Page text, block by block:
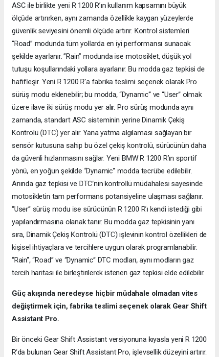
ASC ile birlikte yeni R 1200 R’ın kullanım kapsamını büyük
ölçüde artırırken, aynı zamanda özellikle kaygan yüzeylerde
güvenlik seviyesini önemli ölçüde artırır. Kontrol sistemleri
“Road” modunda tüm yollarda en iyi performansı sunacak
şekilde ayarlanır. ”Rain” modunda ise motosiklet, düşük yol
tutuşu koşullarındaki yollara ayarlanır. Bu modda gaz tepkisi de
hafifleşir. Yeni R 1200 R’a fabrika teslimi seçenek olarak Pro
sürüş modu eklenebilir; bu modda, “Dynamic” ve “User” olmak
üzere ilave iki sürüş modu yer alır. Pro sürüş modunda aynı
zamanda, standart ASC sisteminin yerine Dinamik Çekiş
Kontrolü (DTC) yer alır. Yana yatma algılaması sağlayan bir
sensör kutusuna sahip bu özel çekiş kontrolü, sürücünün daha
da güvenli hızlanmasını sağlar. Yeni BMW R 1200 R’ın sportif
yönü, en yoğun şekilde “Dynamic” modda tecrübe edilebilir.
Anında gaz tepkisi ve DTC’nin kontrollü müdahalesi sayesinde
motosikletin tam performans potansiyeline ulaşması sağlanır.
“User” sürüş modu ise sürücünün R 1200 R’ı kendi istediği gibi
yapılandırmasına olanak tanır. Bu modda gaz tepkisinin yanı
sıra, Dinamik Çekiş Kontrolü (DTC) işlevinin kontrol özellikleri de
kişisel ihtiyaçlara ve tercihlere uygun olarak programlanabilir.
“Rain”, “Road” ve “Dynamic” DTC modları, aynı modların gaz
tercih haritası ile birleştirilerek istenen gaz tepkisi elde edilebilir.
Güç akışında neredeyse hiçbir müdahale olmadan vites
değiştirmek için, fabrika teslimi seçenek olarak Gear Shift
Assistant Pro.
Bir önceki Gear Shift Assistant versiyonuna kıyasla yeni R 1200
R’da bulunan Gear Shift Assistant Pro, işlevsellik düzeyini artırır.